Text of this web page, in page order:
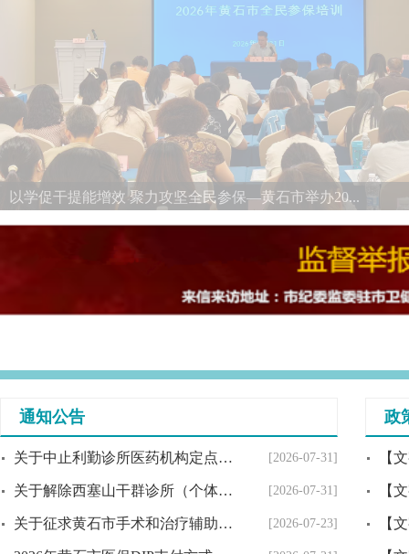
以学促干提能增效 聚力攻坚全民参保—黄石市举办20...
通知公告
[2026-07-31]
关于中止利勤诊所医药机构定点医药机构服务协...
[2026-07-31]
关于解除西塞山干群诊所（个体工商户）定点医...
[2026-07-23]
关于征求黄石市手术和治疗辅助操作类、一般治...
政